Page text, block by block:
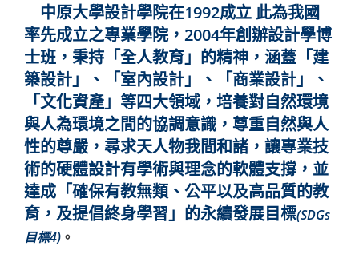
中原大學設計學院在1992成立 此為我國
率先成立之專業學院，2004年創辦設計學博
士班，秉持「全人教育」的精神，涵蓋「建
築設計」、「室內設計」、「商業設計」、
「文化資產」等四大領域，培養對自然環境
與人為環境之間的協調意識，尊重自然與人
性的尊嚴，尋求天人物我間和諸，讓專業技
術的硬體設計有學術與理念的軟體支撐，並
達成「確保有教無類、公平以及高品質的教
育，及提倡終身學習」的永續發展目標(SDGs
目標4) 。